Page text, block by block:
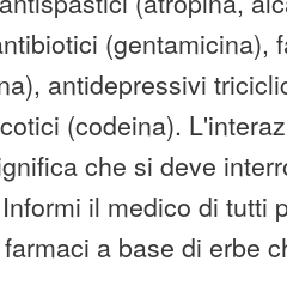
(gentamicina),
antidepressivi
(codeina).
che si deve
il medico di tutti
a base di erbe